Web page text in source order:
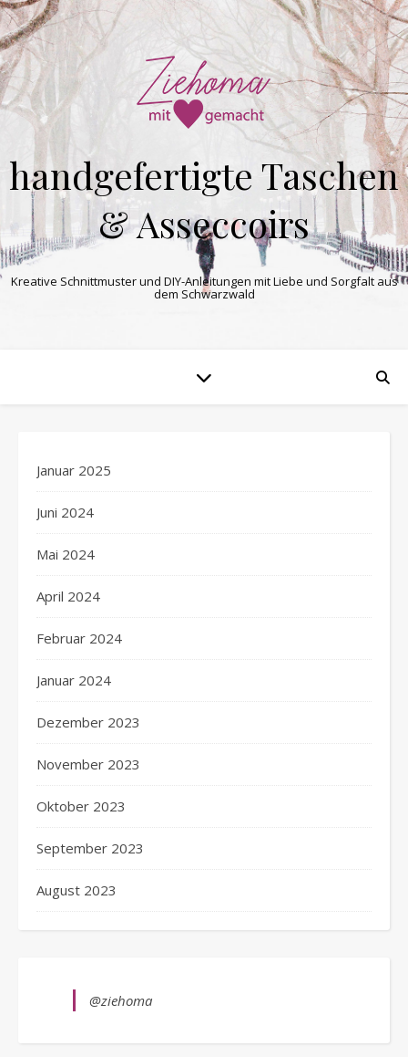
handgefertigte Taschen
& Asseccoirs
Kreative Schnittmuster und DIY-Anleitungen mit Liebe und Sorgfalt aus
dem Schwarzwald
Januar 2025
Juni 2024
Mai 2024
April 2024
Februar 2024
Januar 2024
Dezember 2023
November 2023
Oktober 2023
September 2023
August 2023
@ziehoma